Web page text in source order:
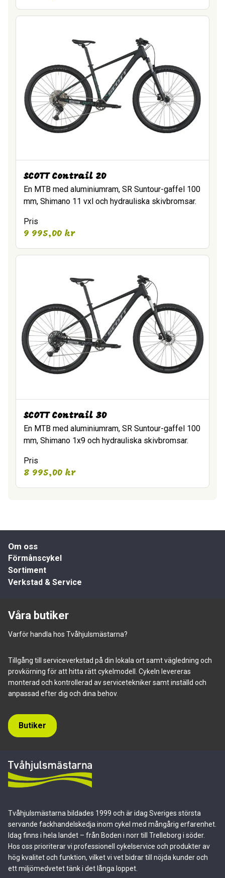
SCOTT Contrail 20
En MTB med aluminiumram, SR Suntour-gaffel 100
mm, Shimano 11 vxl och hydrauliska skivbromsar.
Pris
9 995,00 kr
SCOTT Contrail 30
En MTB med aluminiumram, SR Suntour-gaffel 100
mm, Shimano 1x9 och hydrauliska skivbromsar.
Pris
8 995,00 kr
Tvåhjulsmästarna bildades 1999 och är idag Sveriges största
servande fackhandelskedja inom cykel med mångårig erfarenhet.
Idag finns i hela landet – från Boden i norr till Trelleborg i söder.
Hos oss prioriterar vi professionell cykelservice och produkter av
hög kvalitet och funktion, vilket vi vet bidrar till nöjda kunder och
ett miljömedvetet tänk i det långa loppet.
Om oss
Förmånscykel
Sortiment
Verkstad & Service
Våra butiker
Varför handla hos Tvåhjulsmästarna?
Tillgång till serviceverkstad på din lokala ort samt vägledning och
provkörning för att hitta rätt cykelmodell. Cykeln levereras
monterad och kontrollerad av servicetekniker samt inställd och
anpassad efter dig och dina behov.
Butiker